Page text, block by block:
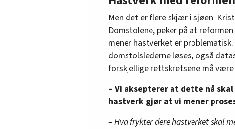
Men det er flere skjær i sjøen.
Domstolene, peker på at
mener hastverket er
domstolslederne løses, også
forskjellige rettskretsene må være
– Vi aksepterer at dette nå
hastverk gjør at vi mener
– Hva frykter dere hastverket skal